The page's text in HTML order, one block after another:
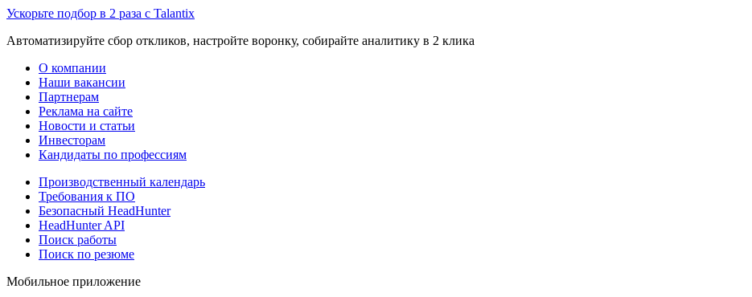
Ускорьте подбор в 2 раза с Talantix
Автоматизируйте сбор откликов, настройте воронку, собирайте аналитику в 2 клика
О компании
Наши вакансии
Партнерам
Реклама на сайте
Новости и статьи
Инвесторам
Кандидаты по профессиям
Производственный календарь
Требования к ПО
Безопасный HeadHunter
HeadHunter API
Поиск работы
Поиск по резюме
Мобильное приложение